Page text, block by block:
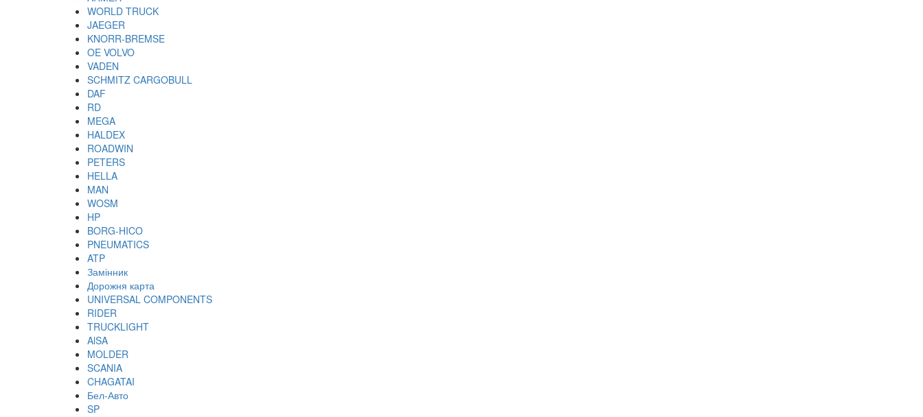
WORLD TRUCK
JAEGER
KNORR-BREMSE
OE VOLVO
VADEN
SCHMITZ CARGOBULL
DAF
RD
MEGA
HALDEX
ROADWIN
PETERS
HELLA
MAN
WOSM
HP
BORG-HICO
PNEUMATICS
ATP
Замінник
Дорожня карта
UNIVERSAL COMPONENTS
RIDER
TRUCKLIGHT
AlSA
MOLDER
SCANIA
CHAGATAI
Бел-Авто
SP